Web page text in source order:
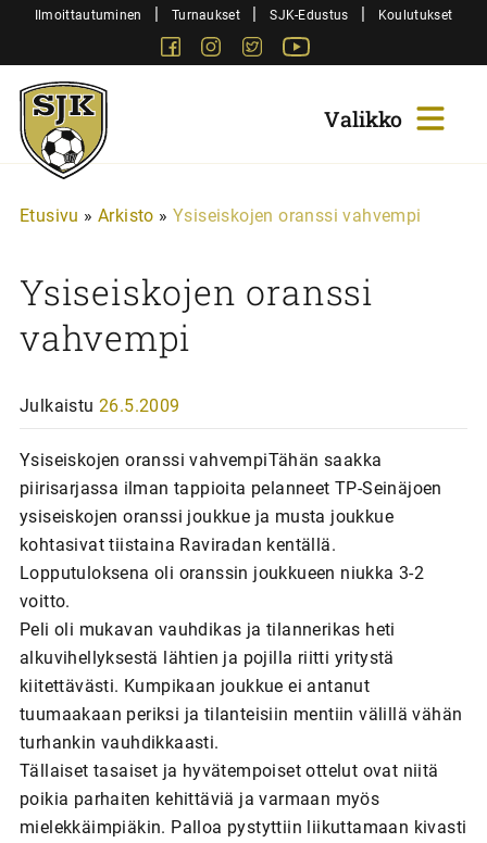
SiirryIlmoittautuminen | Turnaukset | SJK-Edustus | Koulutukset
FacebookInstagram
Twitter
Sjk-
Juniorit
Etusivu » Arkisto » Ysiseiskojen oranssi vahvempi
Ysiseiskojen oranssi
vahvempi
Julkaistu 26.5.2009
Ysiseiskojen oranssi vahvempiTähän saakka
piirisarjassa ilman tappioita pelanneet TP-Seinäjoen
ysiseiskojen oranssi joukkue ja musta joukkue
kohtasivat tiistaina Raviradan kentällä.
Lopputuloksena oli oranssin joukkueen niukka 3-2
voitto.
Peli oli mukavan vauhdikas ja tilannerikas heti
alkuvihellyksestä lähtien ja pojilla riitti yritystä
kiitettävästi. Kumpikaan joukkue ei antanut
tuumaakaan periksi ja tilanteisiin mentiin välillä vähän
turhankin vauhdikkaasti.
Tällaiset tasaiset ja hyvätempoiset ottelut ovat niitä
poikia parhaiten kehittäviä ja varmaan myös
mielekkäimpiäkin. Palloa pystyttiin liikuttamaan kivasti